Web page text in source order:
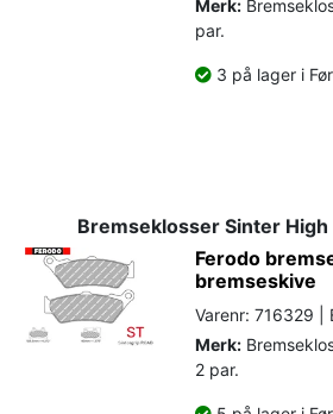
Merk:
par.
3 på lager i
Bremseklosser Sinter
Ferodo
bremseskive
Varenr: 716329 |
Merk:
2 par.